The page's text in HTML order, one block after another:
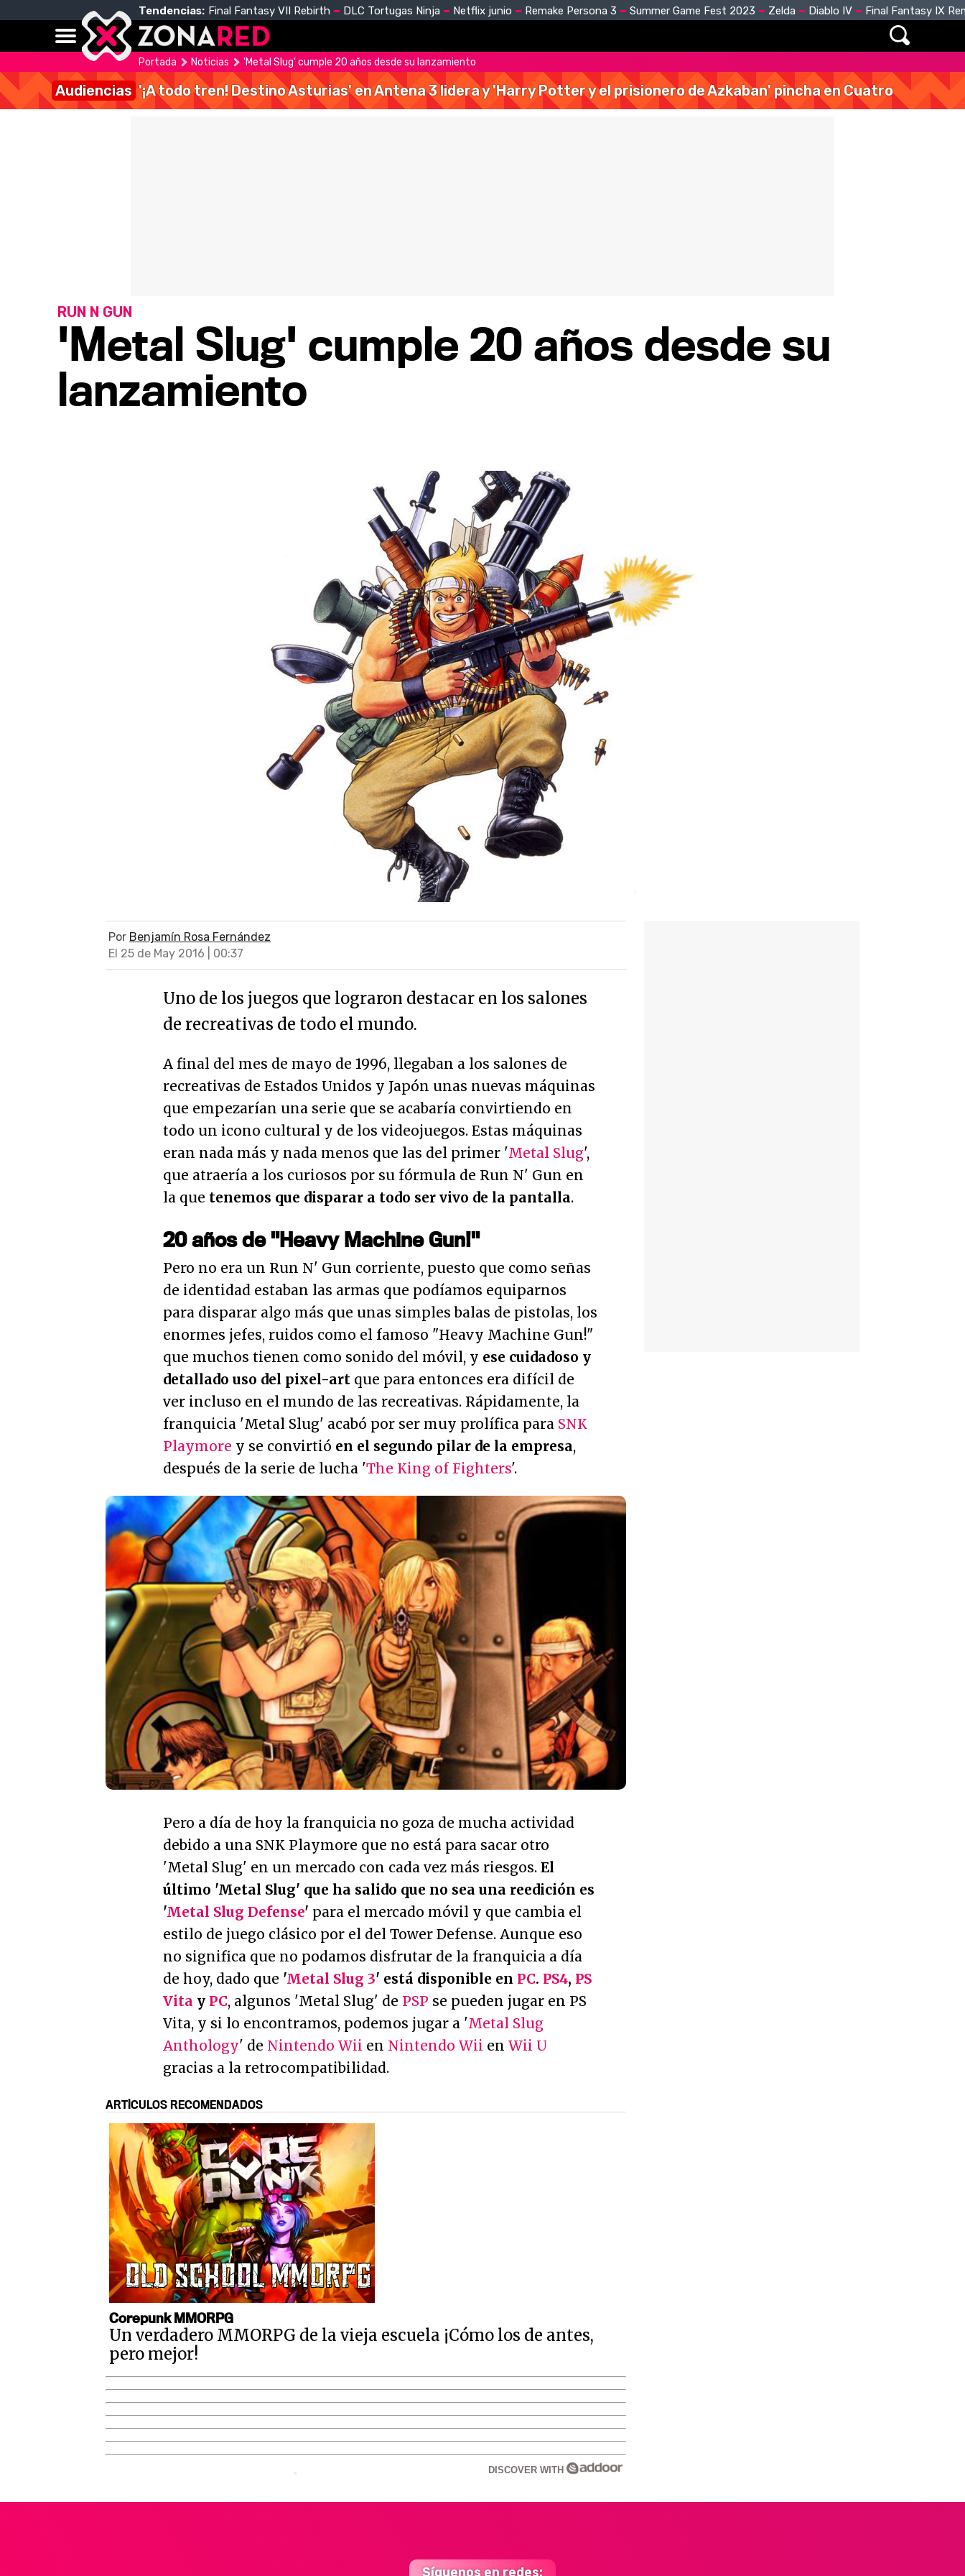
Tendencias: Final Fantasy VII Rebirth DLC Tortugas Ninja Netflix junio Remake Persona 3 Summer Game Fest 2023 Zelda Diablo IV Final Fantasy IX
Portada Noticias 'Metal Slug' cumple 20 años desde su lanzamiento
Audiencias '¡A todo tren! Destino Asturias' en Antena 3 lidera y 'Harry Potter y el prisionero de Azkaban' pincha en Cuatro
'Metal Slug' cumple 20 años desde su
lanzamiento
RUN N GUN
Por Benjamín Rosa Fernández
El 25 de May 2016 | 00:37
Uno de los juegos que lograron destacar en los salones
de recreativas de todo el mundo.
A final del mes de mayo de 1996, llegaban a los salones de
recreativas de Estados Unidos y Japón unas nuevas máquinas
que empezarían una serie que se acabaría convirtiendo en
todo un icono cultural y de los videojuegos. Estas máquinas
eran nada más y nada menos que las del primer 'Metal Slug',
que atraería a los curiosos por su fórmula de Run N' Gun en
la que tenemos que disparar a todo ser vivo de la pantalla.
20 años de "Heavy Machine Gun!"
Pero no era un Run N' Gun corriente, puesto que como señas
de identidad estaban las armas que podíamos equiparnos
para disparar algo más que unas simples balas de pistolas, los
enormes jefes, ruidos como el famoso "Heavy Machine Gun!"
que muchos tienen como sonido del móvil, y ese cuidadoso y
detallado uso del pixel-art que para entonces era difícil de
ver incluso en el mundo de las recreativas. Rápidamente, la
franquicia 'Metal Slug' acabó por ser muy prolífica para SNK
Playmore y se convirtió en el segundo pilar de la empresa,
después de la serie de lucha 'The King of Fighters'.
Pero a día de hoy la franquicia no goza de mucha actividad
debido a una SNK Playmore que no está para sacar otro
'Metal Slug' en un mercado con cada vez más riesgos. El
último 'Metal Slug' que ha salido que no sea una reedición es
'Metal Slug Defense' para el mercado móvil y que cambia el
estilo de juego clásico por el del Tower Defense. Aunque eso
no significa que no podamos disfrutar de la franquicia a día
de hoy, dado que 'Metal Slug 3' está disponible en PC. PS4, PS
Vita y PC, algunos 'Metal Slug' de PSP se pueden jugar en PS
Vita, y si lo encontramos, podemos jugar a 'Metal Slug
Anthology' de Nintendo Wii en Nintendo Wii en Wii U
gracias a la retrocompatibilidad.
ARTÍCULOS RECOMENDADOS
Corepunk MMORPG
Un verdadero MMORPG de la vieja escuela ¡Cómo los de antes,
pero mejor!
DISCOVER WITH
Síguenos en redes: